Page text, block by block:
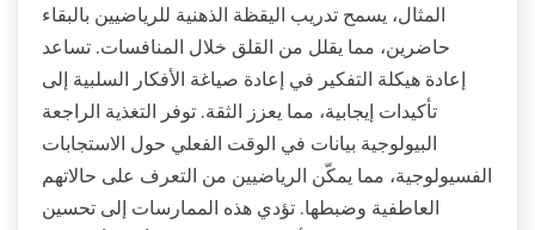
المثال، يسمح تدريب اليقظة الذهنية للرياضيين بالبقاء
حاضرين، مما يقلل من القلق خلال المنافسات. تساعد
إعادة هيكلة التفكير في إعادة صياغة الأفكار السلبية إلى
تأكيدات إيجابية، مما يعزز الثقة. توفر التغذية الراجعة
البيولوجية بيانات في الوقت الفعلي حول الاستجابات
الفسيولوجية، مما يمكّن الرياضيين من التعرف على حالاتهم
العاطفية وضبطها. تؤدي هذه الممارسات إلى تحسين